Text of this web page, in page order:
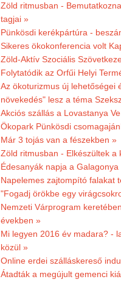
Zöld ritmusban -
tagjai »
Pünkösdi kerékpártúra -
Sikeres ökokonferencia volt
Zöld-Aktív Szociális
Folytatódik az Orfűi Helyi
Az ökoturizmus új lehetőségei
növekedés" lesz a téma
Akciós szállás a Lovastanya
Ökopark Pünkösdi
Már 3 tojás van a fészekben »
Zöld ritmusban - Elkészültek
Édesanyák napja a
Napelemes zajtompító falakat
"Fogadj örökbe egy
Nemzeti Várprogram
években »
Mi legyen 2016 év madara? -
közül »
Online erdei szálláskereső
Átadták a megújult gemenci